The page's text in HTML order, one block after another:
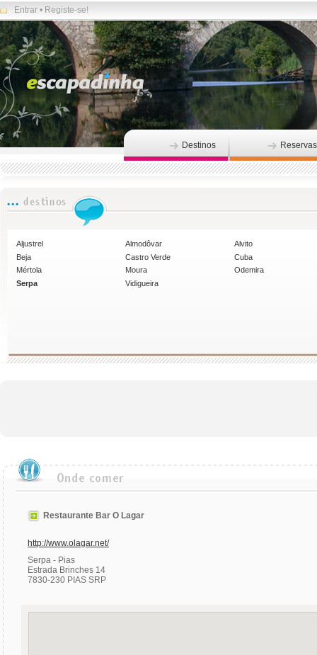
Entrar • Registe-se!
Destinos Reservas
Aljustrel Almodôvar
Alvito
Beja
Castro Verde
Cuba
Mértola
Moura
Odemira
Serpa
Vidigueira
Restaurante Bar O Lagar
http://www.olagar.net/
Serpa - Pias
Estrada Brinches 14
7830-230 PIAS SRP